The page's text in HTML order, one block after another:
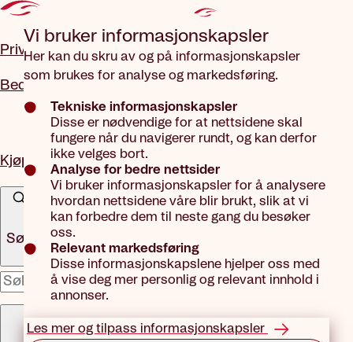
Vi bruker informasjons­kapsler
Her kan du skru av og på informasjonskapsler
som brukes for analyse og markedsføring.
Tekniske informasjonskapsler
Disse er nødvendige for at nettsidene skal
fungere når du navigerer rundt, og kan derfor
ikke velges bort.
Analyse for bedre nettsider
Vi bruker informasjonskapsler for å analysere
hvordan nettsidene våre blir brukt, slik at vi
kan forbedre dem til neste gang du besøker
oss.
Relevant markedsføring
Disse informasjonskapslene hjelper oss med
å vise deg mer personlig og relevant innhold i
annonser.
Les mer og tilpass informasjonskapsler
Privat
Bedrift
Kjøp forsikring
Søk
x
Meny